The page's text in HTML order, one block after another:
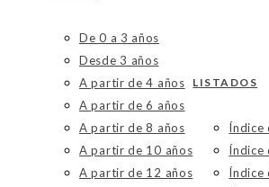
De 0 a 3 años
Desde 3 años
A partir de 4 años
A partir de 6 años
A partir de 8 años
A partir de 10 años
A partir de 12 años
LISTADOS
Índice
Índice
Índice